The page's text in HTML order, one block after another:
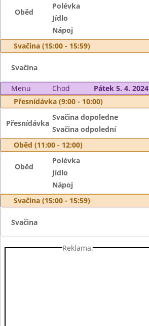
Oběd
Polévka
Jídlo
Nápoj
Svačina (15:00 - 15:59)
Svačina
Menu Chod
Pátek 5. 4. 2024
Přesnídávka (9:00 - 10:00)
Přesnídávka
Svačina dopoledne
Svačina odpolední
Oběd (11:00 - 12:00)
Oběd
Polévka
Jídlo
Nápoj
Svačina (15:00 - 15:59)
Svačina
Reklama: